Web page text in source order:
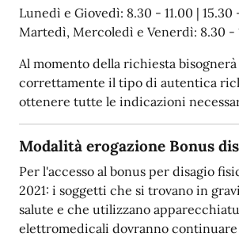
Lunedì e Giovedì: 8.30 - 11.00 | 15.30
Martedì, Mercoledì e Venerdì: 8.30 -
Al momento della richiesta
correttamente il tipo di autentica
ottenere tutte le indicazioni
Modalità erogazione Bonus
Per l'accesso al bonus per disagio
2021: i soggetti che si trovano in
salute e che utilizzano
elettromedicali dovranno